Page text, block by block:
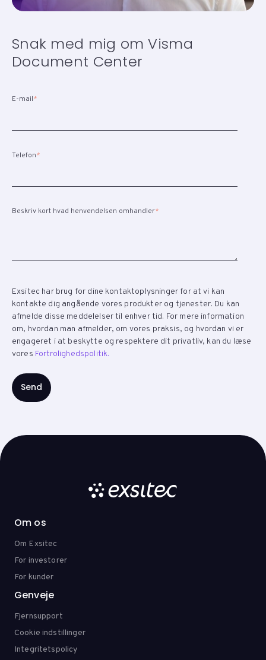
Snak med mig om Visma
Document Center
E-mail*
Telefon*
Beskriv kort hvad henvendelsen omhandler*
Exsitec har brug for dine kontaktoplysninger for at vi kan
kontakte dig angående vores produkter og tjenester. Du kan
afmelde disse meddelelser til enhver tid. For mere information
om, hvordan man afmelder, om vores praksis, og hvordan vi er
engageret i at beskytte og respektere dit privatliv, kan du læse
vores Fortrolighedspolitik.
Om os
Om Exsitec
For investorer
For kunder
Genveje
Fjernsupport
Cookie indstillinger
Integritetspolicy